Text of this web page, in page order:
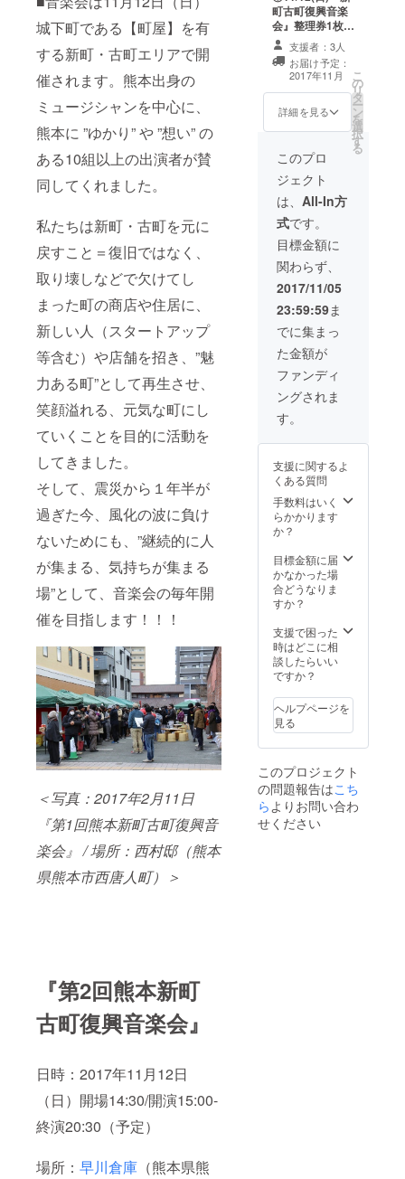
城下町である【町屋】を有
する新町・古町エリアで開
催されます。熊本出身の
ミュージシャンを中心に、
熊本に ”ゆかり” や ”想い” の
ある10組以上の出演者が賛
同してくれました。
私たちは新町・古町を元に
戻すこと＝復旧ではなく、
取り壊しなどで欠けてし
まった町の商店や住居に、
新しい人（スタートアップ
等含む）や店舗を招き、”魅
力ある町”として再生させ、
笑顔溢れる、元気な町にし
ていくことを目的に活動を
してきました。
そして、震災から１年半が
過ぎた今、風化の波に負け
ないためにも、”継続的に人
が集まる、気持ちが集まる
場”として、音楽会の毎年開
催を目指します！！！
＜写真：2017年2月11日
『第1回熊本新町古町復興音
楽会』 / 場所：西村邸（熊本
県熊本市西唐人町）＞
『第2回熊本新町
古町復興音楽会』
日時：2017年11月12日
（日）開場14:30/開演15:00-
終演20:30（予定）
場所： 早川倉庫 （熊本県熊
させてくださ
い。 ・『第2回
熊本新町古町復
興音楽会』の公
式ホームページ
と公式
と、当日の会場
内にお名前（ペ
掲載させていた
だきます。
★ライブ
終了後の『出演
者集合写真ポス
ター（B2サイ
ズ）』 ★”熊本
市「新町・古
『オリジナル写
真によるお礼は
き』
★『ホームペー
ジと
FACEBOOK＆
当日の会場内へ
のお名前掲載』
・当日
（11/12(日）11
時〜13時頃実施
予定）「会場付
近（新町・古町
地区）で撮影し
たあなたの写
真、または風景
写真」で作る
『世界で一枚だ
けのドライタオ
優れたコンパク
トなタオル（約
30cm☓100cm）
・ライブ終
了直後のステー
ジの熱気を写し
写真ポスター
（B2サイズ） ・
ライブイベント
時の写真と「新
真を使った『オ
リジナル写真に
よるお礼はが
き』1枚 ・熊本
市にまだ足を運
んだことが無い
方も、ライブに
参加した方も、
参加できない方
も、当日のライ
ブと新町・古町
の雰囲気を写し
た写真と一緒に
お礼をさせてく
の皆さんとの集
合写真を撮影
し、後日ポス
ターを郵送いた
します（B2サイ
ズ1枚、B4サイ
かのグループに
分かれての撮影
他のリターンを
希望される方は
組み合わせての
お申込みを検討
お願いいたしま
す。
町古町復興音楽
会』整理券1枚
（スマートフォ
ンアプリによる
チケットを11/7
頃に発行） ②人
力俥で古町を回
る”町案内付
タート1時間コー
ス（当日来場
者：1組2名ペア
での3組限定）
＊当日11月12日
（日）12:40音
楽会会場（熊本
市新町古町）集
合 / 13:00スター
ト 早川倉庫（熊
本県熊本市中央
旧「岡崎酒造醸
造所」 熊本駅前
駅から熊本市電
Ａ系統各停健軍
町行で呉服町駅
まで約3分→呉服
町駅から徒歩約2
分 ▶A～Dの
リターンを希望
される方は組み
合わせてのお申
込みをお願いい
たします。
支援者：3人
お届け予定：
2017年11月
詳細を見る
こ
の
リ
タ
ー
ン
を
選
択
す
る
このプロ
ジェクト
は、 All-In方
式です。
目標金額に
関わらず、
2017/11/05
23:59:59ま
でに集まっ
た金額が
ファンディ
ングされま
す。
支援に関するよ
くある質問
手数料はいく
らかかります
か？
目標金額に届
かなかった場
合どうなりま
すか？
支援で困った
時はどこに相
談したらいい
ですか？
ヘルプページを
見る
このプロジェクト
の問題報告はこち
ら よりお問い合わ
せください